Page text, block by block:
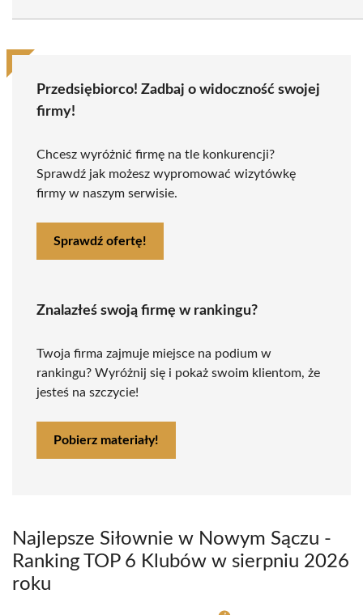
Przedsiębiorco! Zadbaj o widoczność swojej
firmy!
Chcesz wyróżnić firmę na tle konkurencji?
Sprawdź jak możesz wypromować wizytówkę
firmy w naszym serwisie.
Sprawdź ofertę!
Znalazłeś swoją firmę w rankingu?
Twoja firma zajmuje miejsce na podium w
rankingu? Wyróżnij się i pokaż swoim klientom, że
jesteś na szczycie!
Pobierz materiały!
Najlepsze Siłownie w Nowym Sączu -
Ranking TOP 6 Klubów w sierpniu 2026
roku